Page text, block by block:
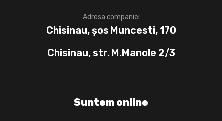
Adresa companiei
Chisinau, șos Muncesti, 170
Chisinau, str. M.Manole 2/3
Suntem online